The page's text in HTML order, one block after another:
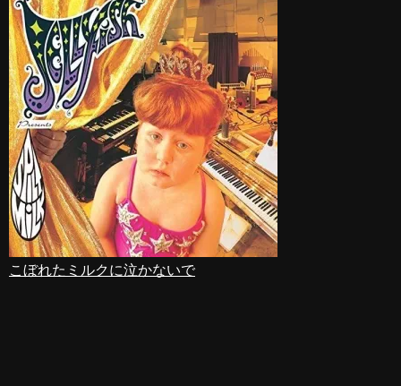
こぼれたミルクに泣かないで